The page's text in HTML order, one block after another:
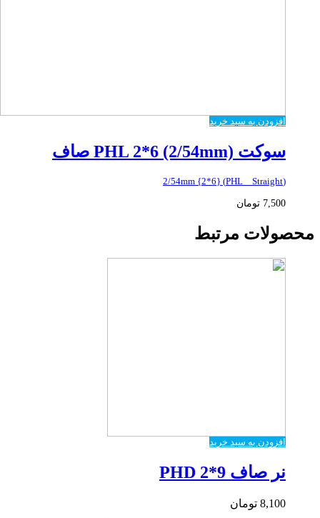
افزودن به سبد خرید
سوکت PHL 2*6 (2/54mm) صاف
(PHL _ Straight) {2*6} 2/54mm
7,500 تومان
محصولات مرتبط
افزودن به سبد خرید
نر صاف PHD 2*9
8,100 تومان